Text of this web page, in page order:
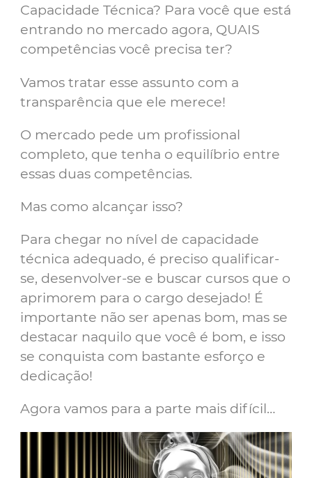
Capacidade Técnica? Para você que está
entrando no mercado agora, QUAIS
competências você precisa ter?
Vamos tratar esse assunto com a
transparência que ele merece!
O mercado pede um profissional
completo, que tenha o equilíbrio entre
essas duas competências.
Mas como alcançar isso?
Para chegar no nível de capacidade
técnica adequado, é preciso qualificar-
se, desenvolver-se e buscar cursos que o
aprimorem para o cargo desejado! É
importante não ser apenas bom, mas se
destacar naquilo que você é bom, e isso
se conquista com bastante esforço e
dedicação!
Agora vamos para a parte mais difícil…